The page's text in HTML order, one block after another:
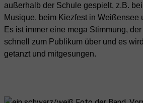
außerhalb der Schule gespielt, z.B.
Musique, beim Kiezfest in Weißensee
Es ist immer eine mega Stimmung,
schnell zum Publikum über und es
getanzt und mitgesungen.